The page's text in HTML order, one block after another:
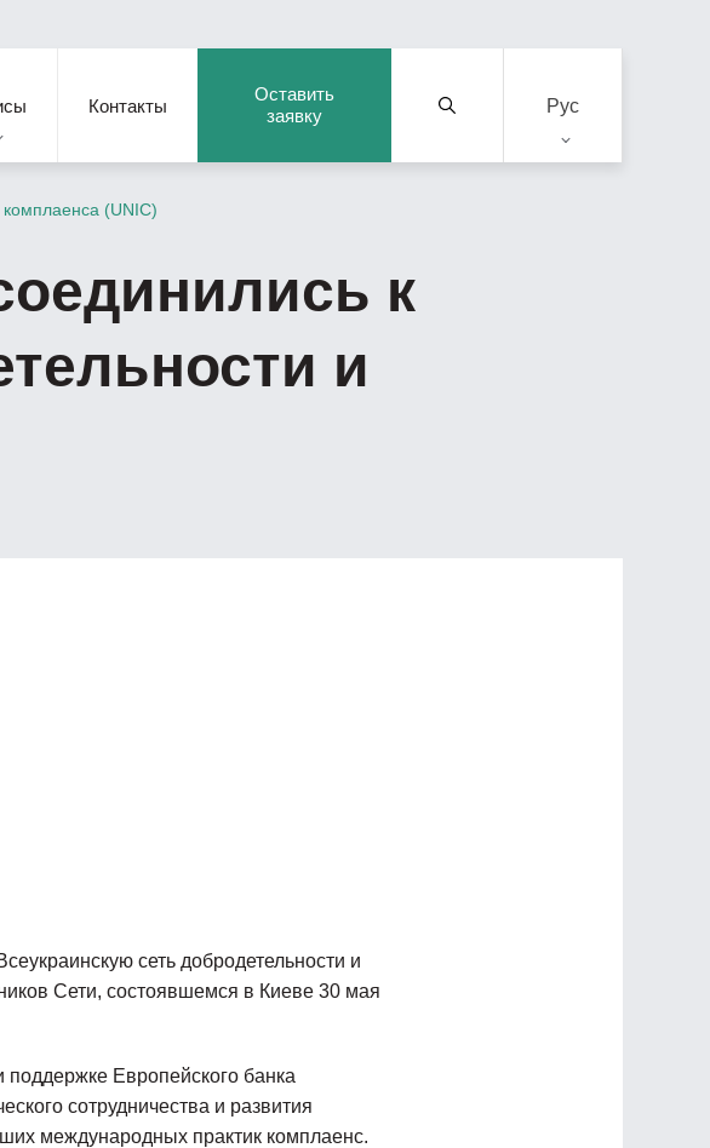
Оставить
заявку
Рус
Контакты
(UNIC)
к
и
сеть добродетельности и
Сети, состоявшемся в Киеве 30 мая
поддержке Европейского банка
сотрудничества и развития
международных практик комплаенс.